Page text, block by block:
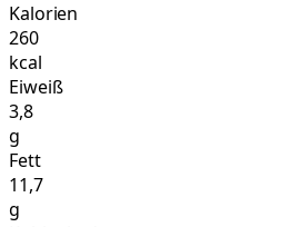
Kalorien
260
kcal
Eiweiß
3,8
g
Fett
11,7
g